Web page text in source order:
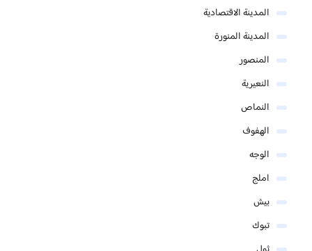
المدينة الاقتصادية
المدينة المنورة
المنصور
النعيرية
النماص
الهفوف
الوجه
املج
بيش
تبوك